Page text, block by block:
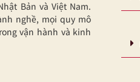
Bản và Việt Nam.
nghề, mọi quy mô
vận hành và kinh